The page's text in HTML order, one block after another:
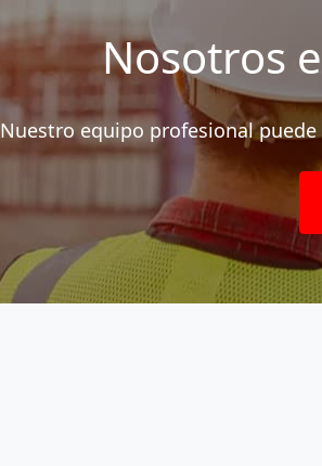
Nosotros
Nuestro equipo profesional